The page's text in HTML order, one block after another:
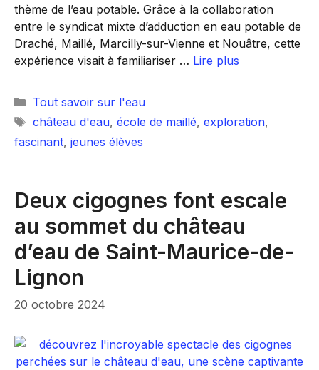
thème de l’eau potable. Grâce à la collaboration
entre le syndicat mixte d’adduction en eau potable de
Draché, Maillé, Marcilly-sur-Vienne et Nouâtre, cette
expérience visait à familiariser … Lire plus
Catégories
Tout savoir sur l'eau
Étiquettes
château d'eau, école de maillé, exploration,
fascinant, jeunes élèves
Deux cigognes font escale
au sommet du château
d’eau de Saint-Maurice-de-
Lignon
20 octobre 2024